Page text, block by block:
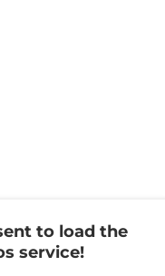
to load the
ser­vice!